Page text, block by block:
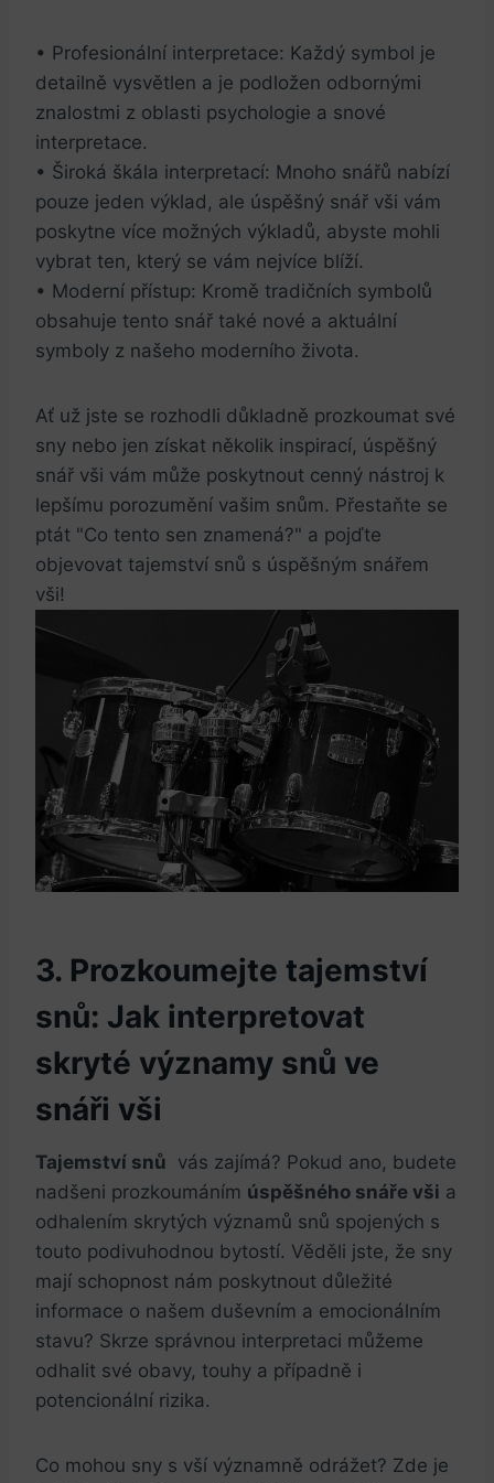
• Profesionální interpretace: Každý symbol je
detailně vysvětlen ‍a je podložen‍ odbornými
znalostmi z oblasti psychologie a snové
interpretace.
• Široká škála‌ interpretací: Mnoho snářů nabízí
pouze jeden výklad, ale úspěšný snář vši ​vám
poskytne více možných výkladů, abyste mohli
‍vybrat ten, který se vám ⁢nejvíce blíží.
• ‍Moderní přístup: Kromě tradičních symbolů
obsahuje tento snář také nové a aktuální
symboly z našeho moderního ‍života.
Ať už jste se rozhodli důkladně prozkoumat své‍
sny nebo jen získat několik inspirací, úspěšný
snář vši‌ vám může poskytnout cenný nástroj k
lepšímu porozumění ​vašim snům. Přestaňte se
ptát "Co tento‌ sen znamená?" a pojďte
objevovat tajemství snů s úspěšným snářem
vši!
3. Prozkoumejte tajemství⁤
snů: Jak interpretovat
skryté ‍významy snů ve
snáři vši
Tajemství⁢ snů ‌ vás zajímá? Pokud ano, budete⁣
nadšeni prozkoumáním úspěšného snáře vši ⁢a
‍odhalením skrytých významů snů spojených s
touto podivuhodnou bytostí. Věděli jste, že⁣ sny
mají schopnost ‍nám poskytnout důležité
informace o našem duševním ⁤a emocionálním⁣
stavu? ⁤Skrze správnou interpretaci můžeme
odhalit své ‍obavy, touhy ​a ‌případně i
potencionální rizika.
Co mohou sny s vší významně⁢ odrážet? Zde je